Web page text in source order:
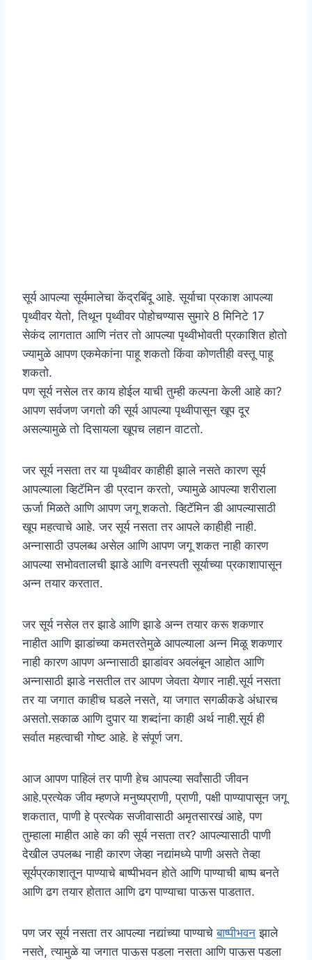
सूर्य आपल्या सूर्यमालेचा केंद्रबिंदू आहे. सूर्याचा प्रकाश आपल्या
पृथ्वीवर येतो, तिथून पृथ्वीवर पोहोचण्यास सुमारे 8 मिनिटे 17
सेकंद लागतात आणि नंतर तो आपल्या पृथ्वीभोवती प्रकाशित होतो
ज्यामुळे आपण एकमेकांना पाहू शकतो किंवा कोणतीही वस्तू पाहू
शकतो.
पण सूर्य नसेल तर काय होईल याची तुम्ही कल्पना केली आहे का?
आपण सर्वजण जगतो की सूर्य आपल्या पृथ्वीपासून खूप दूर
असल्यामुळे तो दिसायला खूपच लहान वाटतो.
जर सूर्य नसता तर या पृथ्वीवर काहीही झाले नसते कारण सूर्य
आपल्याला व्हिटॅमिन डी प्रदान करतो, ज्यामुळे आपल्या शरीराला
ऊर्जा मिळते आणि आपण जगू शकतो. व्हिटॅमिन डी आपल्यासाठी
खूप महत्वाचे आहे. जर सूर्य नसता तर आपले काहीही नाही.
अन्नासाठी उपलब्ध असेल आणि आपण जगू शकत नाही कारण
आपल्या सभोवतालची झाडे आणि वनस्पती सूर्याच्या प्रकाशापासून
अन्न तयार करतात.
जर सूर्य नसेल तर झाडे आणि झाडे अन्न तयार करू शकणार
नाहीत आणि झाडांच्या कमतरतेमुळे आपल्याला अन्न मिळू शकणार
नाही कारण आपण अन्नासाठी झाडांवर अवलंबून आहोत आणि
अन्नासाठी झाडे नसतील तर आपण जेवता येणार नाही.सूर्य नसता
तर या जगात काहीच घडले नसते, या जगात सगळीकडे अंधारच
असतो.सकाळ आणि दुपार या शब्दांना काही अर्थ नाही.सूर्य ही
सर्वात महत्वाची गोष्ट आहे. हे संपूर्ण जग.
आज आपण पाहिलं तर पाणी हेच आपल्या सर्वांसाठी जीवन
आहे.प्रत्येक जीव म्हणजे मनुष्यप्राणी, प्राणी, पक्षी पाण्यापासून जगू
शकतात, पाणी हे प्रत्येक सजीवासाठी अमृतसारखं आहे, पण
तुम्हाला माहीत आहे का की सूर्य नसता तर? आपल्यासाठी पाणी
देखील उपलब्ध नाही कारण जेव्हा नद्यांमध्ये पाणी असते तेव्हा
सूर्यप्रकाशातून पाण्याचे बाष्पीभवन होते आणि पाण्याची बाष्प बनते
आणि ढग तयार होतात आणि ढग पाण्याचा पाऊस पाडतात.
पण जर सूर्य नसता तर आपल्या नद्यांच्या पाण्याचेबाष्पीभवन झाले
नसते, त्यामुळे या जगात पाऊस पडला नसता आणि पाऊस पडला